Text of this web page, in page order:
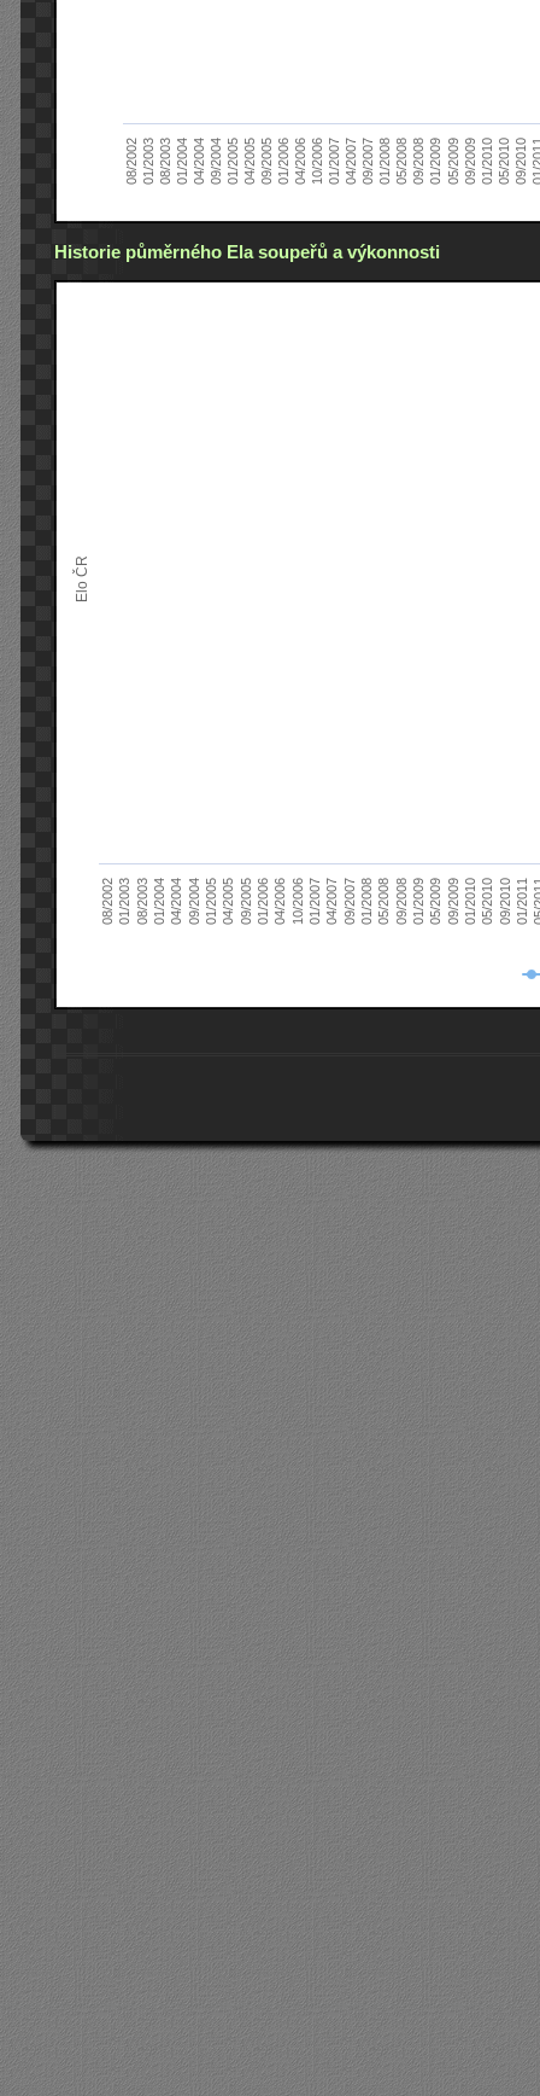
08/200201/200308/200301/200404/200409/200401/200504/200509/200501/200604/200610/200601/200704/200709/200701/200805/200809/200801/200905/200909/200901/201005/201009/2010
Historie půměrného Ela soupeřů a výkonnosti
Elo ČR
08/200201/200308/200301/200404/200409/200401/200504/200509/200501/200604/200610/200601/200704/200709/200701/200805/200809/200801/200905/200909/200901/201005/201009/201001/2011